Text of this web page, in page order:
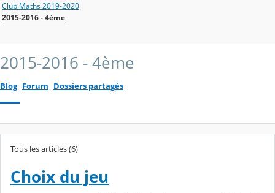
Club Maths 2019-2020
2015-2016 - 4ème
2015-2016 - 4ème
Blog Forum Dossiers partagés
Tous les articles (6)
Choix du jeu